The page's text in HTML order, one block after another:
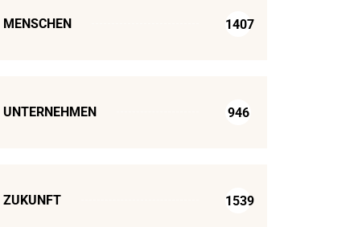
MENSCHEN 1407
UNTERNEHMEN 946
ZUKUNFT 1539